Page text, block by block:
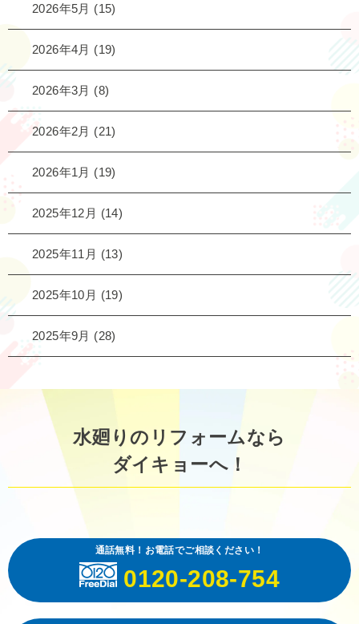
2026年5月 (15)
2026年4月 (19)
2026年3月 (8)
2026年2月 (21)
2026年1月 (19)
2025年12月 (14)
2025年11月 (13)
2025年10月 (19)
2025年9月 (28)
水廻りのリフォームなら
ダイキョーへ！
通話無料！お電話でご相談ください！
0120-208-754